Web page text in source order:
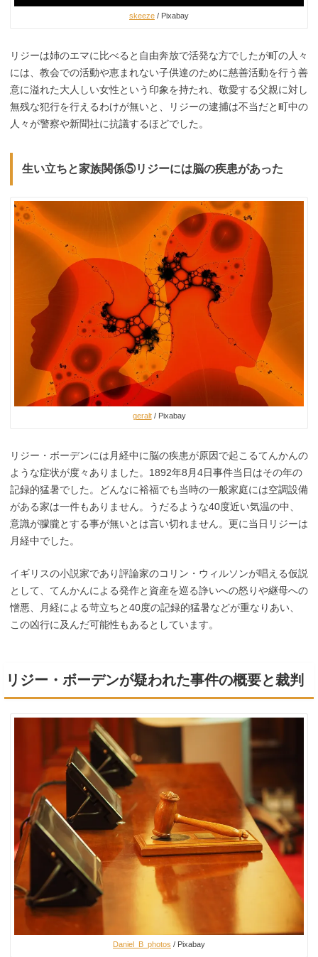
skeeze / Pixabay
リジーは姉のエマに比べると自由奔放で活発な方でしたが町の人々
には、教会での活動や恵まれない子供達のために慈善活動を行う善
意に溢れた大人しい女性という印象を持たれ、敬愛する父親に対し
無残な犯行を行えるわけが無いと、リジーの逮捕は不当だと町中の
人々が警察や新聞社に抗議するほどでした。
生い立ちと家族関係⑤リジーには脳の疾患があった
geralt/ Pixabay
リジー・ボーデンには月経中に脳の疾患が原因で起こるてんかんの
ような症状が度々ありました。1892年8月4日事件当日はその年の
記録的猛暑でした。どんなに裕福でも当時の一般家庭には空調設備
がある家は一件もありません。うだるような40度近い気温の中、
意識が朦朧とする事が無いとは言い切れません。更に当日リジーは
月経中でした。
イギリスの小説家であり評論家のコリン・ウィルソンが唱える仮説
として、てんかんによる発作と資産を巡る諍いへの怒りや継母への
憎悪、月経による苛立ちと40度の記録的猛暑などが重なりあい、
この凶行に及んだ可能性もあるとしています。
リジー・ボーデンが疑われた事件の概要と裁判
Daniel_B_photos / Pixabay